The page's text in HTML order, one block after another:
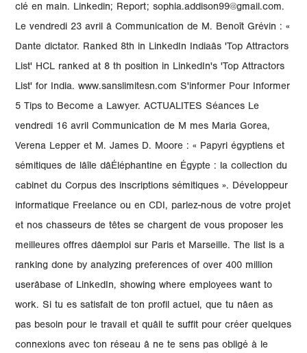
clé en main. Linkedin; Report; sophia.addison99@gmail.com.
Le vendredi 23 avril â Communication de M. Benoît Grévin : «
Dante dictator. Ranked 8th in LinkedIn Indiaâs 'Top Attractors
List' HCL ranked at 8 th position in LinkedIn's 'Top Attractors
List' for India. www.sanslimitesn.com S'informer Pour Informer
5 Tips to Become a Lawyer. ACTUALITES Séances Le
vendredi 16 avril Communication de M mes Maria Gorea,
Verena Lepper et M. James D. Moore : « Papyri égyptiens et
sémitiques de lâîle dâÉléphantine en Égypte : la collection du
cabinet du Corpus des inscriptions sémitiques ». Développeur
informatique Freelance ou en CDI, parlez-nous de votre projet
et nos chasseurs de têtes se chargent de vous proposer les
meilleures offres dâemploi sur Paris et Marseille. The list is a
ranking done by analyzing preferences of over 400 million
userâbase of LinkedIn, showing where employees want to
work. Si tu es satisfait de ton profil actuel, que tu nâen as
pas besoin pour le travail et quâil te suffit pour créer quelques
connexions avec ton réseau â ne te sens pas obligé à le